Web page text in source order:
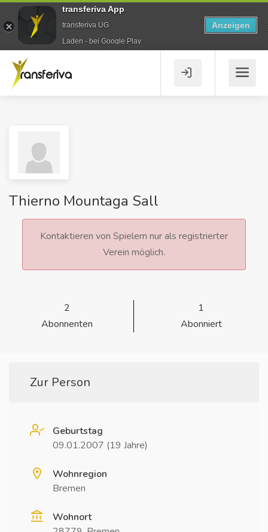
Thierno Mountaga Sall
Kontaktieren von Spielern nur als registrierter
Verein möglich.
2
Abonnenten
1
Abonniert
Zur Person
Geburtstag
09.01.2007 (19 Jahre)
Wohnregion
Bremen
Wohnort
transferiva App
transferiva UG
Laden - bei Google Play
Anzeigen